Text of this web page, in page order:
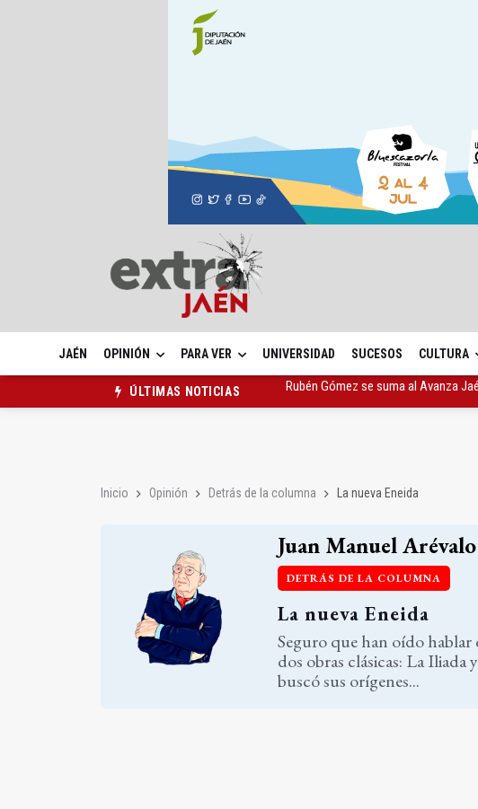
JAÉN OPINIÓN PARA VER UNIVERSIDAD SUCESOS CULTURA
ÚLTIMAS NOTICIAS
Quesada celebra este sábado una
Inicio Opinión Detrás de la columna La nueva Eneida
Juan Manuel
DETRÁS DE LA COLUMNA
La nueva Eneida
Seguro que han oído
dos obras clásicas: La Iliada
buscó sus orígenes...